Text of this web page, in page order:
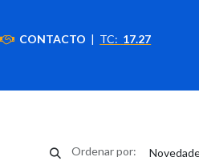
CONTACTO | TC: 17.27
Ordenar por: